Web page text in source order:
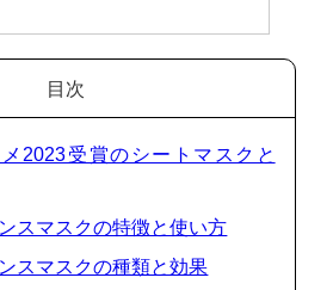
目次
2023受賞のシートマスクと
スマスクの特徴と使い方
スマスクの種類と効果